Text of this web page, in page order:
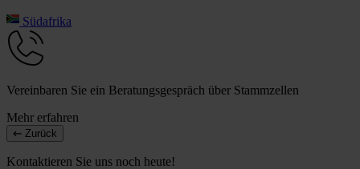
Südafrika
Vereinbaren Sie ein Beratungsgespräch über Stammzellen
Mehr erfahren
Zurück
Kontaktieren Sie uns noch heute!